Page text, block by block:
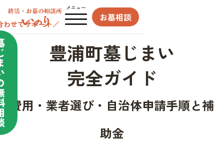
メニュー
お墓相談
わせてサポート／
豊浦町墓じまい
完全ガイド
費用・業者選び・自治体申請手順と補
助金